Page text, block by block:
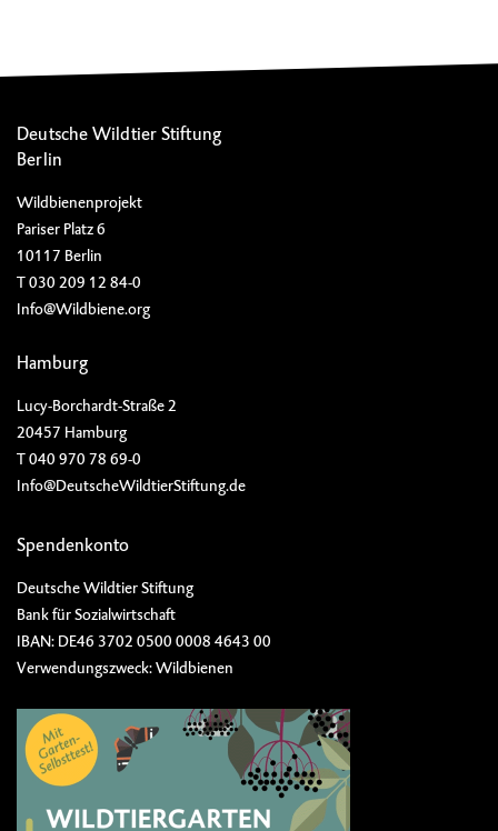
Deutsche Wildtier Stiftung
Berlin
Wildbienenprojekt
Pariser Platz 6
10117 Berlin
T 030 209 12 84-0
Info@Wildbiene.org
Hamburg
Lucy-Borchardt-Straße 2
20457 Hamburg
T 040 970 78 69-0
Info@DeutscheWildtierStiftung.de
Spendenkonto
Deutsche Wildtier Stiftung
Bank für Sozialwirtschaft
IBAN: DE46 3702 0500 0008 4643 00
Verwendungszweck: Wildbienen